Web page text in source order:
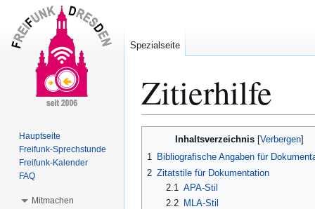
Zitierhilfe
Inhaltsverzeichnis
1 Bibliografische Angaben für
2 Zitatstile für Dokumentation
2.1
APA-Stil
2.2
MLA-Stil
Spezialseite
Hauptseite
Freifunk-Sprechstunde
Freifunk-Kalender
FAQ
Mitmachen